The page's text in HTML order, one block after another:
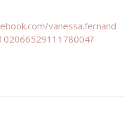
vanessa.fernand